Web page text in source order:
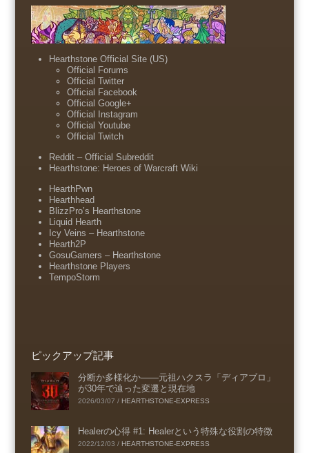
Hearthstone Official Site (US)
Official Forums
Official Twitter
Official Facebook
Official Google+
Official Instagram
Official Youtube
Official Twitch
Reddit – Official Subreddit
Hearthstone: Heroes of Warcraft Wiki
HearthPwn
Hearthhead
BlizzPro’s Hearthstone
Liquid Hearth
Icy Veins – Hearthstone
Hearth2P
GosuGamers – Hearthstone
Hearthstone Players
TempoStorm
ピックアップ記事
分断か多様化か――元祖ハクスラ「ディアブロ」
が30年で辿った変遷と現在地
2026/03/07 / HEARTHSTONE-EXPRESS
Healerの心得 #1: Healerという特殊な役割の特徴
2022/12/03 / HEARTHSTONE-EXPRESS